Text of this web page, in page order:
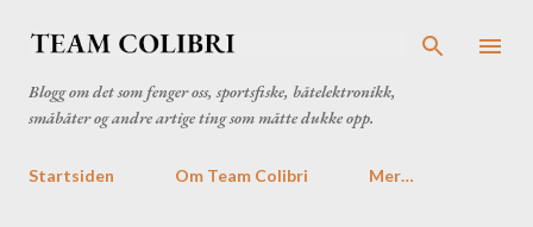
Blogg om det som fenger oss, sportsfiske, båtelektronikk,
småbåter og andre artige ting som måtte dukke opp.
Startsiden Om Team Colibri Mer…